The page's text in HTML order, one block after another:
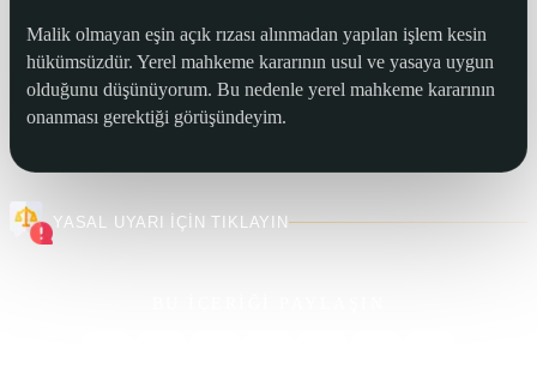
Malik olmayan eşin açık rızası alınmadan yapılan işlem kesin
hükümsüzdür. Yerel mahkeme kararının usul ve yasaya uygun
olduğunu düşünüyorum. Bu nedenle yerel mahkeme kararının
onanması gerektiği görüşündeyim.
YASAL UYARI İÇİN TIKLAYIN